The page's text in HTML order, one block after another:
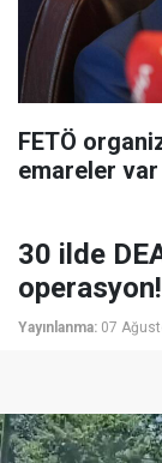
FETÖ
emareler var
30 ilde
operasyon!
Yayınlanma: 07